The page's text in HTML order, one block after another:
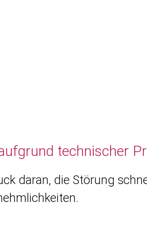
technischer
daran, die Störung